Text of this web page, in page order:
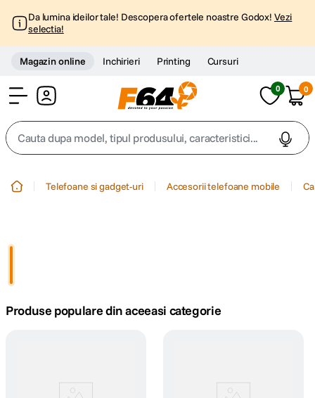
Da lumina ideilor tale! Descopera ofertele noastre Godox! Vezi
selectia!
Magazin online Inchirieri Printing Cursuri
0 0
Cauta dupa model, tipul produsului, caracteristici...
4. peak design
Telefoane si gadget-uri Accesorii telefoane mobile
Produse populare din aceeasi categorie